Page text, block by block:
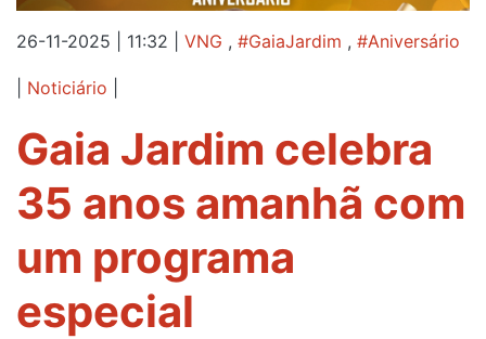
26-11-2025 | 11:32 VNG , #GaiaJardim , #Aniversário
Noticiário
Gaia Jardim celebra
35 anos amanhã com
um programa
especial